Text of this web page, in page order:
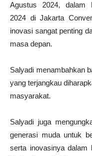
Agustus 2024, dalam
2024 di Jakarta
inovasi sangat penting
masa depan.
Salyadi menambahkan
yang terjangkau
masyarakat.
Salyadi juga
generasi muda untuk
serta inovasinya dalam